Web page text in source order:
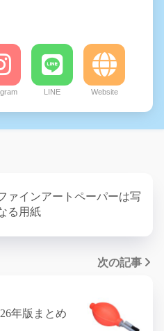
LINE Website
ァインアートペーパーは写
る用紙
次の記事
年版まとめ